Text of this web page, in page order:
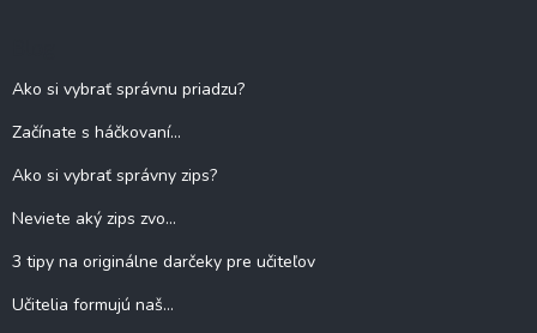
Ako si vybrať správnu priadzu?
Začínate s háčkovaní...
Ako si vybrať správny zips?
Neviete aký zips zvo...
3 tipy na originálne darčeky pre učiteľov
Učitelia formujú naš...